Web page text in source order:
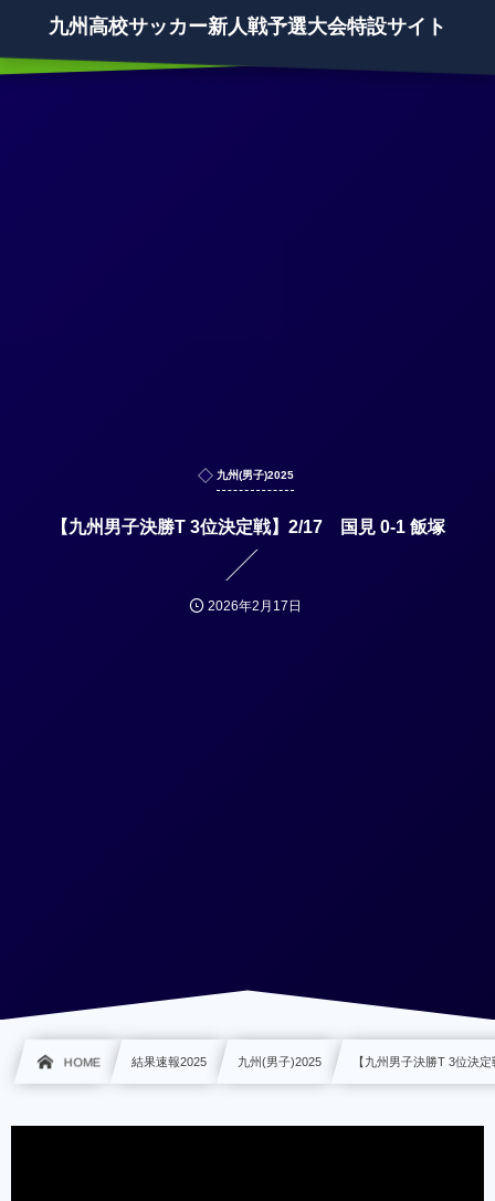
九州高校サッカー新人戦予選大会特設サイト
九州(男子)2025
【九州男子決勝T 3位決定戦】2/17 国見 0-1 飯塚
2026年2月17日
HOME 結果速報2025 九州(男子)2025 【九州男子決勝T 3位決